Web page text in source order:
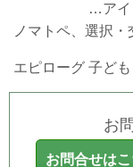
…アイコンタ
ノマトペ、選択
エピローグ 子ど
お
お問合せはこ